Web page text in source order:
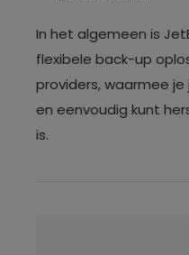
In het algemeen is
flexibele back-up
providers, waarmee
en eenvoudig kunt
is.